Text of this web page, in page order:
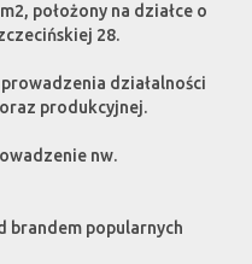
położony na działce o
28.
działalności
produkcyjnej.
nw.
brandem popularnych